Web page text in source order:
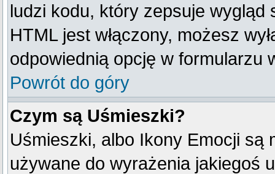
ludzi kodu, który zepsuje wygląd
HTML jest włączony, możesz
odpowiednią opcję w formularzu
Powrót do góry
Czym są Uśmieszki?
Uśmieszki, albo Ikony Emocji są
używane do wyrażenia jakiegoś